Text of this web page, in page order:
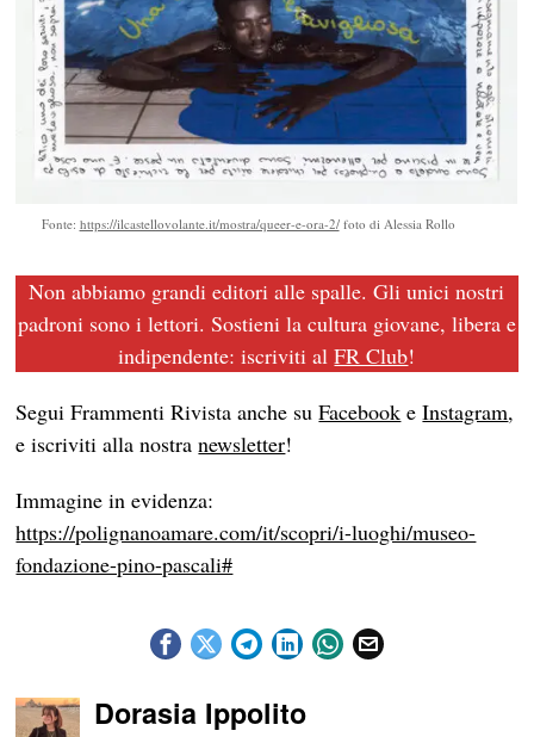
Fonte: https://ilcastellovolante.it/mostra/queer-e-ora-2/foto di Alessia Rollo
Non abbiamo grandi editori alle spalle. Gli unici nostri
padroni sono i lettori. Sostieni la cultura giovane, libera e
indipendente: iscriviti alFR Club!
Segui Frammenti Rivista anche suFacebook eInstagram,
e iscriviti alla nostranewsletter!
Immagine in evidenza:
https://polignanoamare.com/it/scopri/i-luoghi/museo-
fondazione-pino-pascali#
Dorasia Ippolito